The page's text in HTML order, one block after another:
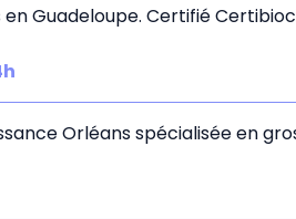
Guadeloupe. Certifié
Orléans spécialisée en